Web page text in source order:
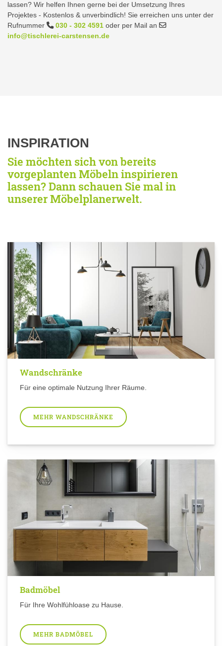
lassen? Wir helfen Ihnen gerne bei der Umsetzung Ihres
Projektes - Kostenlos & unverbindlich! Sie erreichen uns unter der
Rufnummer
030 - 302 4591 oder per Mail an
info@tischlerei-carstensen.de
INSPIRATION
Sie möchten sich von bereits
vorgeplanten Möbeln inspirieren
lassen? Dann schauen Sie mal in
unserer Möbelplanerwelt.
Wandschränke
Für eine optimale Nutzung Ihrer Räume.
MEHR WANDSCHRÄNKE
Badmöbel
Für Ihre Wohlfühloase zu Hause.
MEHR BADMÖBEL